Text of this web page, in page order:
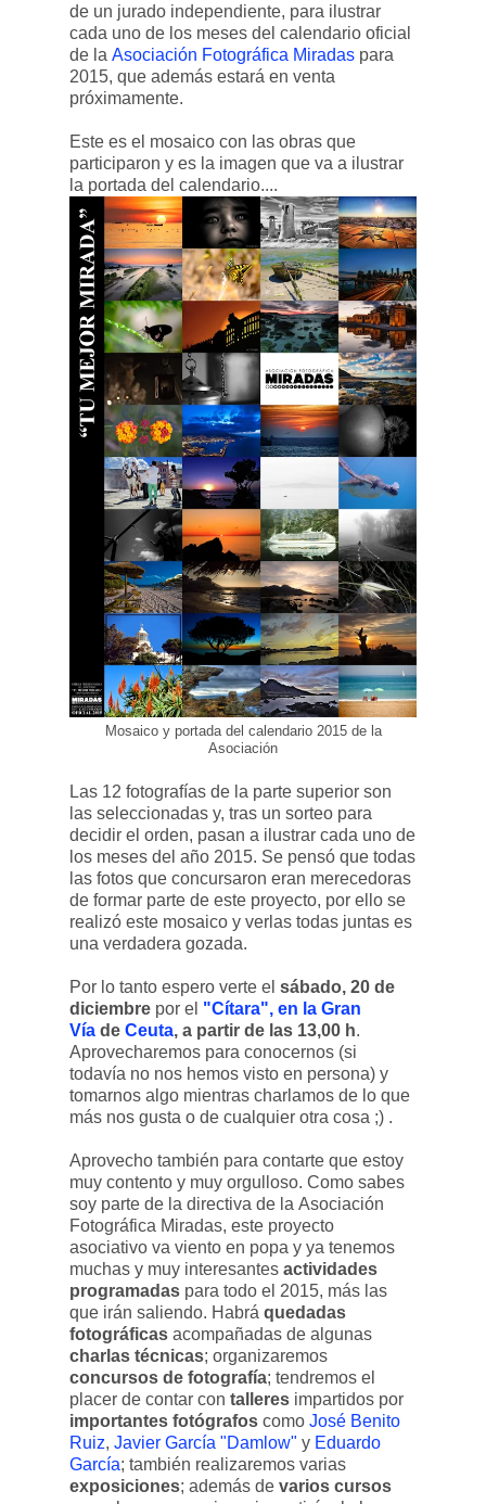
de un jurado independiente, para ilustrar
cada uno de los meses del calendario oficial
de la Asociación Fotográfica Miradas para
2015, que además estará en venta
próximamente.
Este es el mosaico con las obras que
participaron y es la imagen que va a ilustrar
la portada del calendario....
Mosaico y portada del calendario 2015 de la
Asociación
Las 12 fotografías de la parte superior son
las seleccionadas y, tras un sorteo para
decidir el orden, pasan a ilustrar cada uno de
los meses del año 2015. Se pensó que todas
las fotos que concursaron eran merecedoras
de formar parte de este proyecto, por ello se
realizó este mosaico y verlas todas juntas es
una verdadera gozada.
Por lo tanto espero verte el sábado, 20 de
diciembre por el "Cítara", en la Gran
Vía de Ceuta, a partir de las 13,00 h.
Aprovecharemos para conocernos (si
todavía no nos hemos visto en persona) y
tomarnos algo mientras charlamos de lo que
más nos gusta o de cualquier otra cosa ;) .
Aprovecho también para contarte que estoy
muy contento y muy orgulloso. Como sabes
soy parte de la directiva de la Asociación
Fotográfica Miradas, este proyecto
asociativo va viento en popa y ya tenemos
muchas y muy interesantes actividades
programadas para todo el 2015, más las
que irán saliendo. Habrá quedadas
fotográficas acompañadas de algunas
charlas técnicas; organizaremos
concursos de fotografía; tendremos el
placer de contar con talleres impartidos por
importantes fotógrafos como José Benito
Ruiz, Javier García "Damlow" y Eduardo
García; también realizaremos varias
exposiciones; además de varios cursos